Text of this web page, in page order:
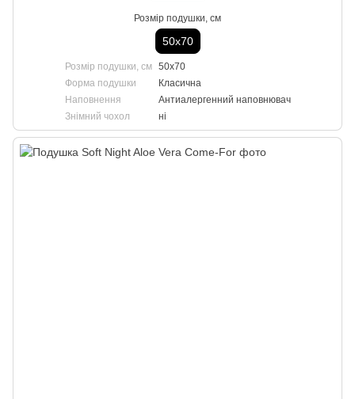
Розмір подушки, см
50х70
Розмір подушки, см
50х70
Форма подушки
Класична
Наповнення
Антиалергенний наповнювач
Знімний чохол
ні